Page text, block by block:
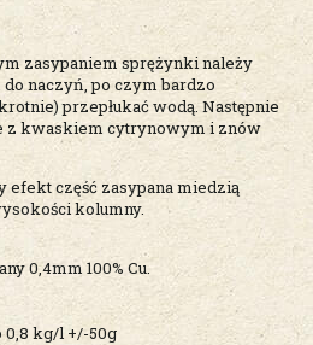
zasypaniem sprężynki należy
naczyń, po czym bardzo
przepłukać wodą. Następnie
z kwaskiem cytrynowym i znów
efekt część zasypana miedzią
kolumny.
0,4mm 100% Cu.
0,8 kg/l +/-50g